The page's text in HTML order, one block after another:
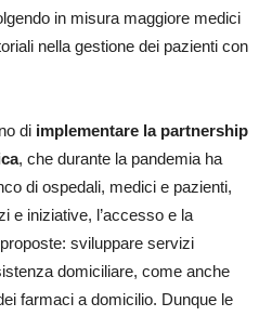
in misura maggiore medici
nella gestione dei pazienti con
di implementare la partnership
, che durante la pandemia ha
di ospedali, medici e pazienti,
e iniziative, l’accesso e la
sviluppare servizi
domiciliare, come anche
farmaci a domicilio. Dunque le